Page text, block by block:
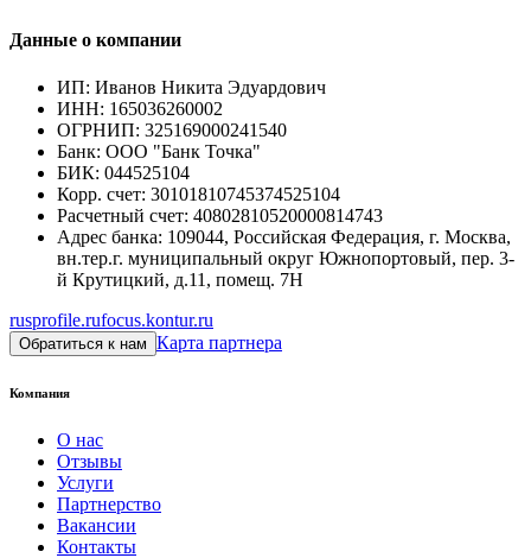
Данные о компании
ИП: Иванов Никита Эдуардович
ИНН: 165036260002
ОГРНИП: 325169000241540
Банк: ООО "Банк Точка"
БИК: 044525104
Корр. счет: 30101810745374525104
Расчетный счет: 40802810520000814743
Адрес банка: 109044, Российская Федерация, г. Москва,
вн.тер.г. муниципальный округ Южнопортовый, пер. 3-
й Крутицкий, д.11, помещ. 7Н
rusprofile.rufocus.kontur.ru
Обратиться к нам Карта партнера
Компания
О нас
Отзывы
Услуги
Партнерство
Вакансии
Контакты